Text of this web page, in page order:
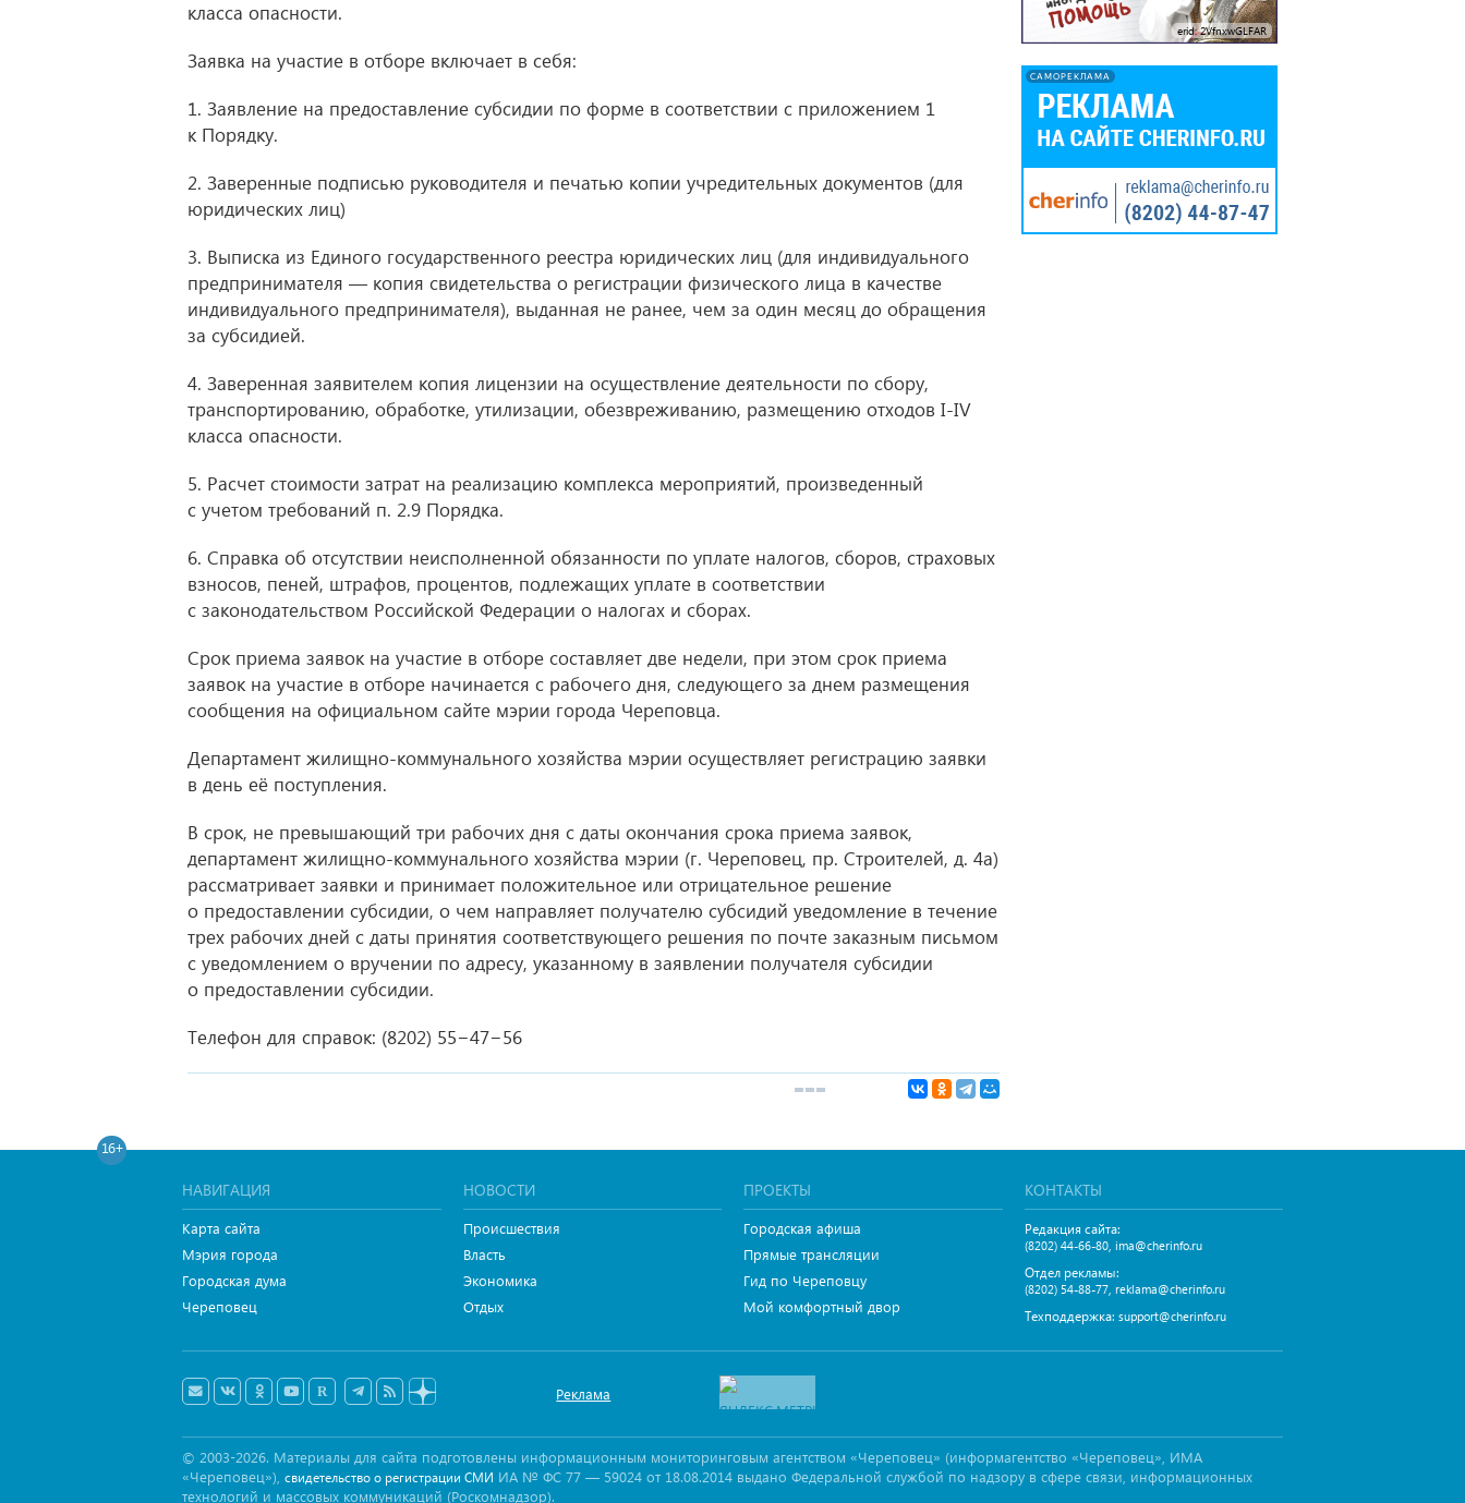
класса опасности.
Заявка на участие в отборе включает в себя:
1. Заявление на предоставление субсидии по форме в соответствии с приложением 1
к Порядку.
2. Заверенные подписью руководителя и печатью копии учредительных документов (для
юридических лиц)
3. Выписка из Единого государственного реестра юридических лиц (для индивидуального
предпринимателя — копия свидетельства о регистрации физического лица в качестве
индивидуального предпринимателя), выданная не ранее, чем за один месяц до обращения
за субсидией.
4. Заверенная заявителем копия лицензии на осуществление деятельности по сбору,
транспортированию, обработке, утилизации, обезвреживанию, размещению отходов I-IV
класса опасности.
5. Расчет стоимости затрат на реализацию комплекса мероприятий, произведенный
с учетом требований п. 2.9 Порядка.
6. Справка об отсутствии неисполненной обязанности по уплате налогов, сборов, страховых
взносов, пеней, штрафов, процентов, подлежащих уплате в соответствии
с законодательством Российской Федерации о налогах и сборах.
Срок приема заявок на участие в отборе составляет две недели, при этом срок приема
заявок на участие в отборе начинается с рабочего дня, следующего за днем размещения
сообщения на официальном сайте мэрии города Череповца.
Департамент жилищно-коммунального хозяйства мэрии осуществляет регистрацию заявки
в день её поступления.
В срок, не превышающий три рабочих дня с даты окончания срока приема заявок,
департамент жилищно-коммунального хозяйства мэрии (г. Череповец, пр. Строителей, д. 4а)
рассматривает заявки и принимает положительное или отрицательное решение
о предоставлении субсидии, о чем направляет получателю субсидий уведомление в течение
трех рабочих дней с даты принятия соответствующего решения по почте заказным письмом
с уведомлением о вручении по адресу, указанному в заявлении получателя субсидии
о предоставлении субсидии.
Телефон для справок: (8202) 55−47−56
erid: 2VfnxwGLFAR
САМОРЕКЛАМА
16+
НАВИГАЦИЯ
Карта сайта
Мэрия города
Городская дума
Череповец
НОВОСТИ
Происшествия
Власть
Экономика
Отдых
ПРОЕКТЫ
Городская афиша
Прямые трансляции
Гид по Череповцу
Мой комфортный двор
КОНТАКТЫ
Редакция сайта:
(8202) 44-66-80, ima@cherinfo.ru
Отдел рекламы:
(8202) 54-88-77, reklama@cherinfo.ru
Техподдержка: support@cherinfo.ru
Реклама
© 2003-2026. Материалы для сайта подготовлены информационным мониторинговым агентством «Череповец» (информагентство «Череповец», ИМА
«Череповец»), свидетельство о регистрации СМИ ИА № ФС 77 — 59024 от 18.08.2014 выдано Федеральной службой по надзору в сфере связи, информационных
технологий и массовых коммуникаций (Роскомнадзор).